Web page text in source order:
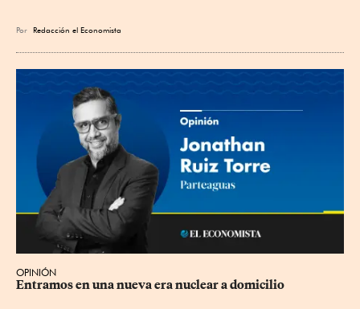
Por Redacción el Economista
OPINIÓN
Entramos en una nueva era nuclear a domicilio